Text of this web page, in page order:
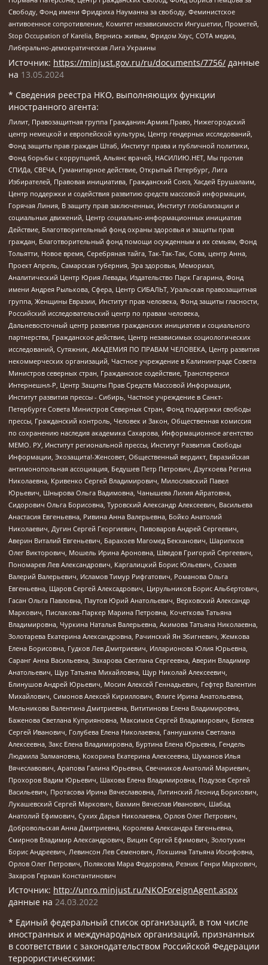
Свободу, Фонд имени Фридриха Науманна за свободу, Феминистское
антивоенное сопротивление, Комитет независимости Ингушетии, Прометей,
Stop Occupation of Karelia, Вернись живым, Фридом Хаус, СОТА медиа,
Либерально-демократическая Лига Украины
Источник: https://minjust.gov.ru/ru/documents/7756/ данные
на 13.05.2024
* Сведения реестра НКО, выполняющих функции
иностранного агента:
Лилит, Правозащитная группа Гражданин.Армия.Право, Нижегородский
центр немецкой и европейской культуры, Центр гендерных исследований,
Фонд защиты прав граждан Штаб, Институт права и публичной политики,
Фонд борьбы с коррупцией, Альянс врачей, НАСИЛИЮ.НЕТ, Мы против
СПИДа, СВЕЧА, Гуманитарное действие, Открытый Петербург, Лига
Избирателей, Правовая инициатива, Гражданский Союз, Хасдей Ерушалаим,
Центр поддержки и содействия развитию средств массовой информации,
Горячая Линия, В защиту прав заключенных, Институт глобализации и
социальных движений, Центр социально-информационных инициатив
Действие, Благотворительный фонд охраны здоровья и защиты прав
граждан, Благотворительный фонд помощи осужденным и их семьям, Фонд
Тольятти, Новое время, Серебряная тайга, Так-Так-Так, Сова, центр Анна,
Проект Апрель, Самарская губерния, Эра здоровья, Мемориал,
Аналитический Центр Юрия Левады, Издательство Парк Гагарина, Фонд
имени Андрея Рылькова, Сфера, Центр СИБАЛЬТ, Уральская правозащитная
группа, Женщины Евразии, Институт прав человека, Фонд защиты гласности,
Российский исследовательский центр по правам человека,
Дальневосточный центр развития гражданских инициатив и социального
партнерства, Гражданское действие, Центр независимых социологических
исследований, Сутяжник, АКАДЕМИЯ ПО ПРАВАМ ЧЕЛОВЕКА, Центр развития
некоммерческих организаций, Частное учреждение в Калининграде Совета
Министров северных стран, Гражданское содействие, Трансперенси
Интернешнл-Р, Центр Защиты Прав Средств Массовой Информации,
Институт развития прессы - Сибирь, Частное учреждение в Санкт-
Петербурге Совета Министров Северных Стран, Фонд поддержки свободы
прессы, Гражданский контроль, Человек и Закон, Общественная комиссия
по сохранению наследия академика Сахарова, Информационное агентство
МЕМО. РУ, Институт региональной прессы, Институт Развития Свободы
Информации, Экозащита!-Женсовет, Общественный вердикт, Евразийская
антимонопольная ассоциация, Бедушев Петр Петрович, Дзугкоева Регина
Николаевна, Кривенко Сергей Владимирович, Милославский Павел
Юрьевич, Шнырова Ольга Вадимовна, Чанышева Лилия Айратовна,
Сидорович Ольга Борисовна, Туровский Александр Алексеевич, Васильева
Анастасия Евгеньевна, Ривина Анна Валерьевна, Бойко Анатолий
Николаевич, Дугин Сергей Георгиевич, Пивоваров Андрей Сергеевич,
Аверин Виталий Евгеньевич, Барахоев Магомед Бекханович, Шарипков
Олег Викторович, Мошель Ирина Ароновна, Шведов Григорий Сергеевич,
Пономарев Лев Александрович, Каргалицкий Борис Юльевич, Созаев
Валерий Валерьевич, Исламов Тимур Рифгатович, Романова Ольга
Евгеньевна, Щаров Сергей Алексадрович, Цирульников Борис Альбертович,
Гасан Ольга Павловна, Паутов Юрий Анатольевич, Верховский Александр
Маркович, Пислакова-Паркер Марина Петровна, Кочеткова Татьяна
Владимировна, Чуркина Наталья Валерьевна, Акимова Татьяна Николаевна,
Золотарева Екатерина Александровна, Рачинский Ян Збигневич, Жемкова
Елена Борисовна, Гудков Лев Дмитриевич, Илларионова Юлия Юрьевна,
Саранг Анна Васильевна, Захарова Светлана Сергеевна, Аверин Владимир
Анатольевич, Щур Татьяна Михайловна, Щур Николай Алексеевич,
Блинушов Андрей Юрьевич, Мосин Алексей Геннадьевич, Гефтер Валентин
Михайлович, Симонов Алексей Кириллович, Флиге Ирина Анатольевна,
Мельникова Валентина Дмитриевна, Вититинова Елена Владимировна,
Баженова Светлана Куприяновна, Максимов Сергей Владимирович, Беляев
Сергей Иванович, Голубева Елена Николаевна, Ганнушкина Светлана
Алексеевна, Закс Елена Владимировна, Буртина Елена Юрьевна, Гендель
Людмила Залмановна, Кокорина Екатерина Алексеевна, Шуманов Илья
Вячеславович, Арапова Галина Юрьевна, Свечников Анатолий Мариевич,
Прохоров Вадим Юрьевич, Шахова Елена Владимировна, Подузов Сергей
Васильевич, Протасова Ирина Вячеславовна, Литинский Леонид Борисович,
Лукашевский Сергей Маркович, Бахмин Вячеслав Иванович, Шабад
Анатолий Ефимович, Сухих Дарья Николаевна, Орлов Олег Петрович,
Добровольская Анна Дмитриевна, Королева Александра Евгеньевна,
Смирнов Владимир Александрович, Вицин Сергей Ефимович, Золотухин
Борис Андреевич, Левинсон Лев Семенович, Локшина Татьяна Иосифовна,
Орлов Олег Петрович, Полякова Мара Федоровна, Резник Генри Маркович,
Захаров Герман Константинович
Источник: http://unro.minjust.ru/NKOForeignAgent.aspx
данные на 24.03.2022
* Единый федеральный список организаций, в том числе
иностранных и международных организаций, признанных
в соответствии с законодательством Российской Федерации
террористическими: